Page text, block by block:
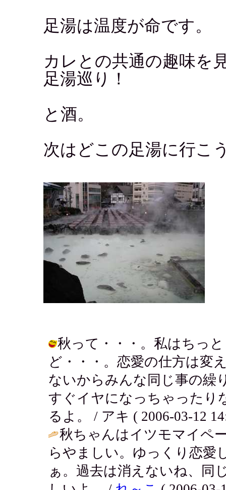
足湯は温度が命です。
カレとの共通の趣味を
足湯巡り！
と酒。
次はどこの足湯に行こ
秋って・・・。私はちっ
ど・・・。恋愛の仕方は変
ないからみんな同じ事の繰
すぐイヤになっちゃったり
るよ。 / アキ ( 2006-03-12
秋ちゃんはイツモマイペ
らやましい。ゆっくり恋愛
ぁ。過去は消えないね、同